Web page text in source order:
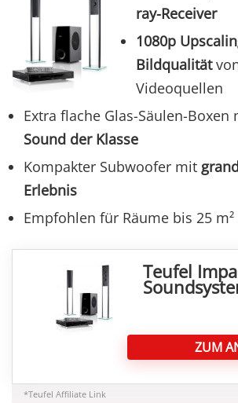
ray-Receiver
1080p
Bildqualität
Videoquellen
Extra flache Glas-Säulen-Boxen
Sound der Klasse
Kompakter Subwoofer mit
Erlebnis
Empfohlen für Räume bis 25 m²
Teufel
ZUM
*Teufel Affiliate Link